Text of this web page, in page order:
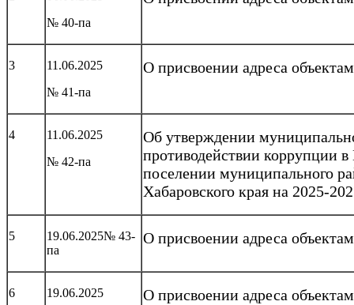
№ 40-па
3
11.06.2025
№ 41-па
О присвоении адреса
4
11.06.2025
№ 42-па
Об утверждении
противодействии коррупции
поселении муниципального
Хабаровского края на 2025-
5
19.06.2025№ 43-
па
О присвоении адреса
6
19.06.2025
О присвоении адреса